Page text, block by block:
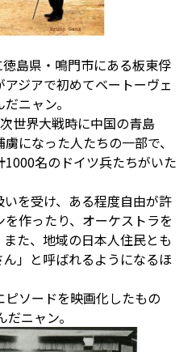
島県・鳴門市にある板東俘
ジアで初めてベートーヴェ
ニャン。
世界大戦時に中国の青島
になった人たちの一部で、
名のドイツ兵たちがいた
を受け、ある程度自由が許
作ったり、オーケストラを
た、地域の日本人住民とも
」と呼ばれるようになるほ
ピソードを映画化したもの
ニャン。